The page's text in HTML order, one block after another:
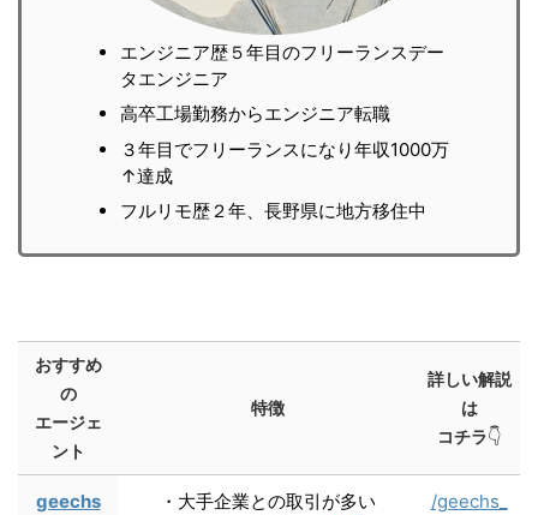
エンジニア歴５年目のフリーランスデー
タエンジニア
高卒工場勤務からエンジニア転職
３年目でフリーランスになり年収1000万
↑達成
フルリモ歴２年、長野県に地方移住中
おすすめ
の
エージェ
ント
特徴
詳しい解説
は
コチラ👇
geechs
・大手企業との取引が多い
/geechs_